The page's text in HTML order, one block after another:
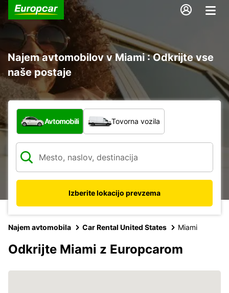
Najem avtomobilov v Miami : Odkrijte vse
naše postaje
Katera vrsta vozila?
Avtomobili Tovorna vozila
Izberite lokacijo prevzema
Najem avtomobila Car Rental United States Miami
Odkrijte Miami z Europcarom